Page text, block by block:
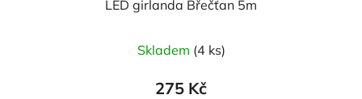
LED girlanda Břečťan 5m
Skladem (4 ks)
275 Kč